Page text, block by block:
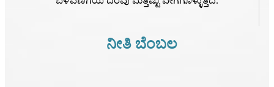
ನೀತಿ ಬೆಂಬಲ